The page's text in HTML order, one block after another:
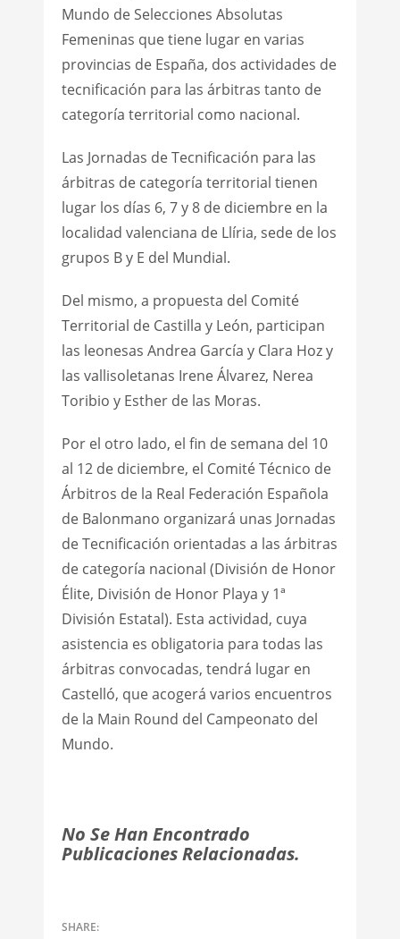
Mundo de Selecciones Absolutas
Femeninas que tiene lugar en varias
provincias de España, dos actividades de
tecnificación para las árbitras tanto de
categoría territorial como nacional.
Las Jornadas de Tecnificación para las
árbitras de categoría territorial tienen
lugar los días 6, 7 y 8 de diciembre en la
localidad valenciana de Llíria, sede de los
grupos B y E del Mundial.
Del mismo, a propuesta del Comité
Territorial de Castilla y León, participan
las leonesas Andrea García y Clara Hoz y
las vallisoletanas Irene Álvarez, Nerea
Toribio y Esther de las Moras.
Por el otro lado, el fin de semana del 10
al 12 de diciembre, el Comité Técnico de
Árbitros de la Real Federación Española
de Balonmano organizará unas Jornadas
de Tecnificación orientadas a las árbitras
de categoría nacional (División de Honor
Élite, División de Honor Playa y 1ª
División Estatal). Esta actividad, cuya
asistencia es obligatoria para todas las
árbitras convocadas, tendrá lugar en
Castelló, que acogerá varios encuentros
de la Main Round del Campeonato del
Mundo.
No Se Han Encontrado
Publicaciones Relacionadas.